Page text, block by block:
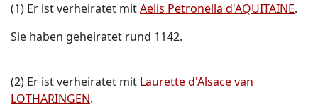
(1) Er ist verheiratet mitAelis Petronella d'AQUITAINE.
Sie haben geheiratet rund 1142.
(2) Er ist verheiratet mit Laurette d'Alsace van
LOTHARINGEN.